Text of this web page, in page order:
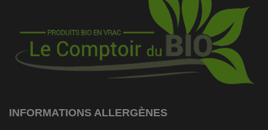
INFORMATIONS ALLERGÈNES